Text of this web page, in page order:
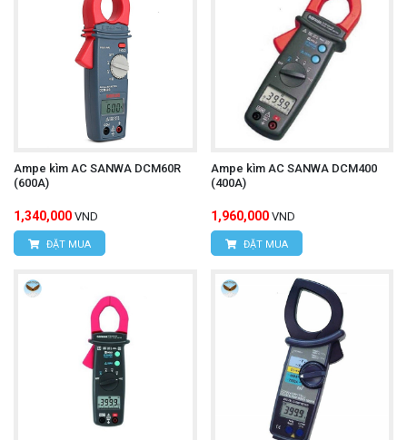
Ampe kìm AC SANWA DCM60R
(600A)
1,340,000 VND
ĐẶT MUA
Ampe kìm AC SANWA DCM400
(400A)
1,960,000 VND
ĐẶT MUA